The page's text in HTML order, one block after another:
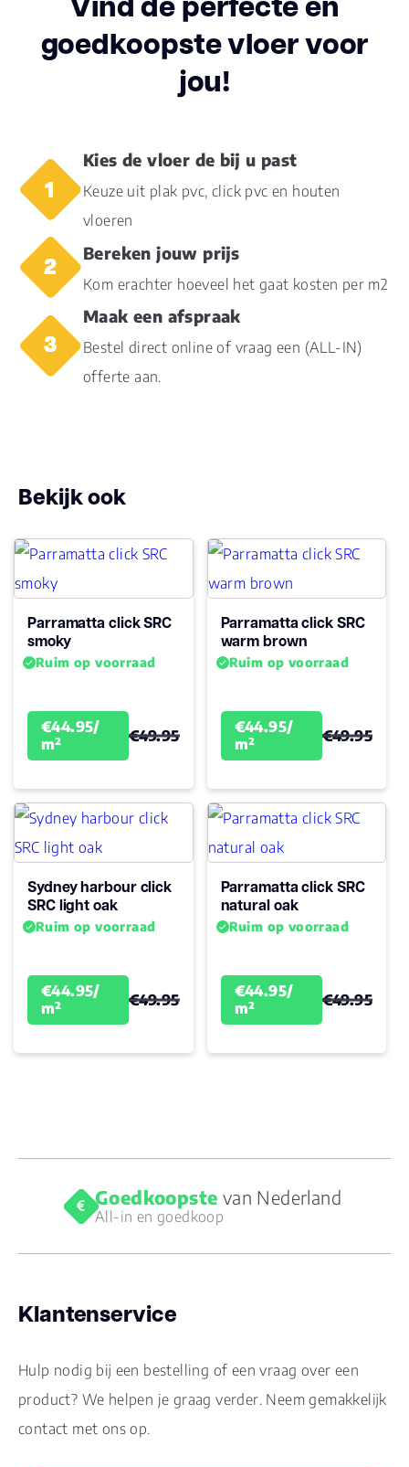
pak
Dikte toplaag
0.30
Montage
Garantie
Woongebruik
(jaren)
Garantie 5 jaar
goedkoopste vloer voor
jou!
Kies de vloer de bij u past
Keuze uit plak pvc, click pvc en houten
vloeren
Bereken jouw prijs
Kom erachter hoeveel het gaat kosten per m2
Maak een afspraak
Bestel direct online of vraag een (ALL-IN)
offerte aan.
Bekijk ook
Parramatta click SRC
smoky
Ruim op voorraad
€44.95/
m²
€49.95
Parramatta click SRC
warm brown
Ruim op voorraad
€44.95/
m²
€49.95
Sydney harbour click
SRC light oak
Ruim op voorraad
€44.95/
m²
€49.95
Parramatta click SRC
natural oak
Ruim op voorraad
€44.95/
m²
€49.95
Goedkoopste van Nederland
All-in en goedkoop
Klantenservice
Hulp nodig bij een bestelling of een vraag over een
product? We helpen je graag verder. Neem gemakkelijk
contact met ons op.